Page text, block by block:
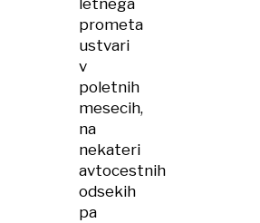
letnega
prometa
ustvari
v
poletnih
mesecih,
na
nekateri
avtocestnih
odsekih
pa